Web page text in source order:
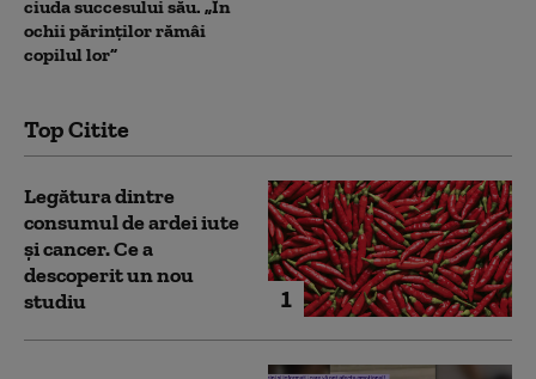
ciuda succesului său. „În
ochii părinților rămâi
copilul lor”
Top Citite
1
Legătura dintre
consumul de ardei iute
și cancer. Ce a
descoperit un nou
studiu